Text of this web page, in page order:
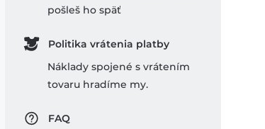
pošleš ho späť
Politika vrátenia platby
Náklady spojené s vrátením
tovaru hradíme my.
FAQ